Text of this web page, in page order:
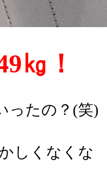
㎏！
ったの？(笑)
しくなくな